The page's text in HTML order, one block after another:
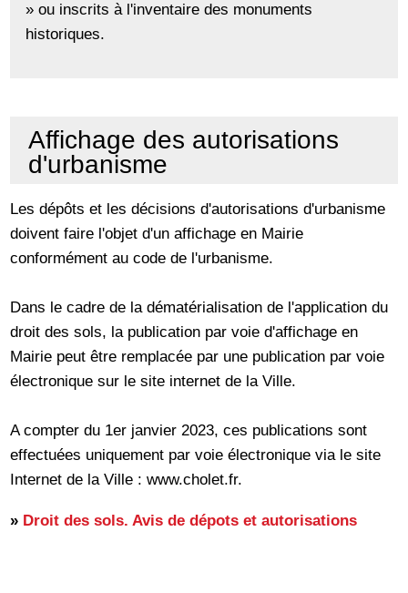
» ou inscrits à l'inventaire des monuments
historiques.
Affichage des autorisations
d'urbanisme
Les dépôts et les décisions d'autorisations d'urbanisme
doivent faire l'objet d'un affichage en Mairie
conformément au code de l'urbanisme.
Dans le cadre de la dématérialisation de l'application du
droit des sols, la publication par voie d'affichage en
Mairie peut être remplacée par une publication par voie
électronique sur le site internet de la Ville.
A compter du 1er janvier 2023, ces publications sont
effectuées uniquement par voie électronique via le site
Internet de la Ville : www.cholet.fr.
» Droit des sols. Avis de dépots et autorisations